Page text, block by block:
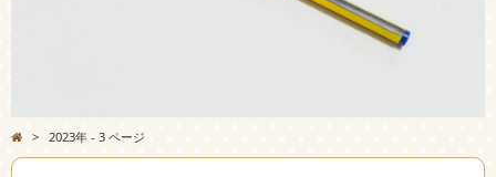
> 2023年 - 3 ページ